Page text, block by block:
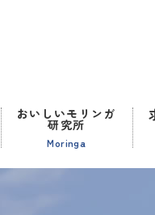
おいしいモリンガ
研究所
Moringa